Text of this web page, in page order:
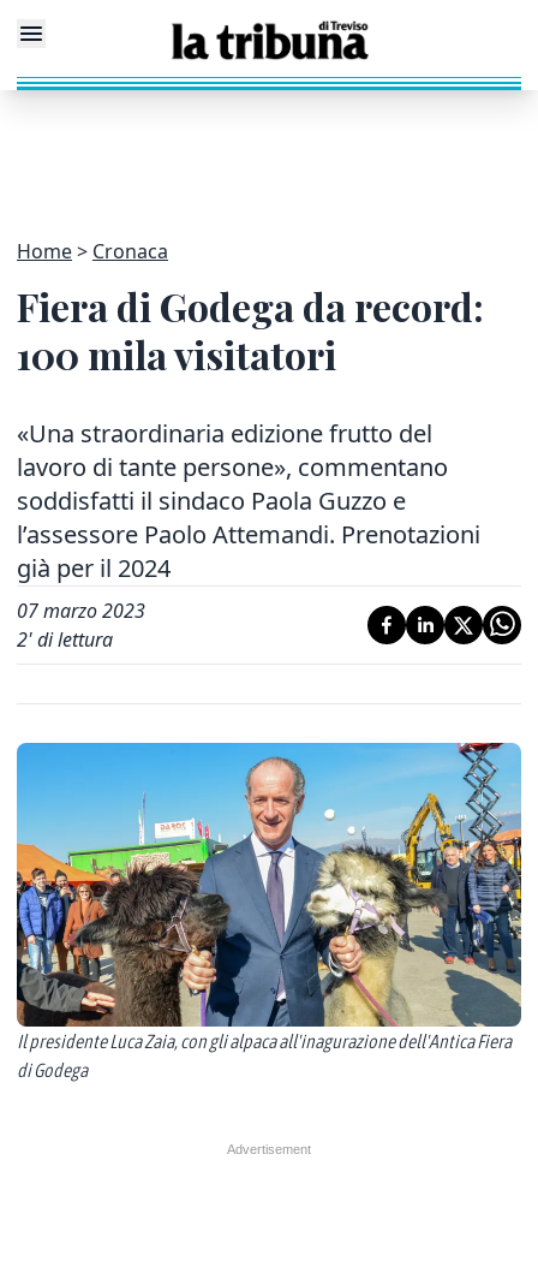
Home Cronaca
Fiera di Godega da record:
100 mila visitatori
«Una straordinaria edizione frutto del
lavoro di tante persone», commentano
soddisfatti il sindaco Paola Guzzo e
l’assessore Paolo Attemandi. Prenotazioni
già per il 2024
07 marzo 2023
2' di lettura
Il presidente Luca Zaia, con gli alpaca all'inagurazione dell'Antica Fiera
di Godega